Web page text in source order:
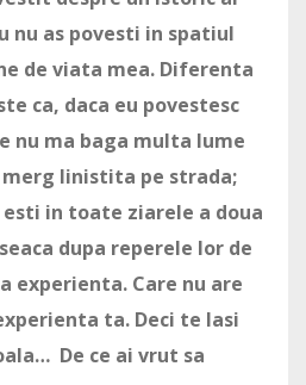
nu as povesti in spatiul
de viata mea. Diferenta
ca, daca eu povestesc
nu ma baga multa lume
merg linistita pe strada;
in toate ziarele a doua
dupa reperele lor de
experienta. Care nu are
ta. Deci te lasi
De ce ai vrut sa